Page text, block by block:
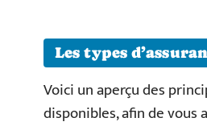
Les types
Voici un aperçu des
disponibles, afin de vous